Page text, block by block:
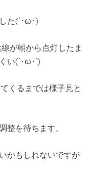
た(´･ω･)
が朝から点灯したま
い(´･ω･`)
くるまでは様子見と
整を待ちます。
かもしれないですが